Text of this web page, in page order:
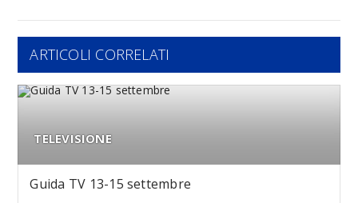
ARTICOLI CORRELATI
TELEVISIONE
Guida TV 13-15 settembre